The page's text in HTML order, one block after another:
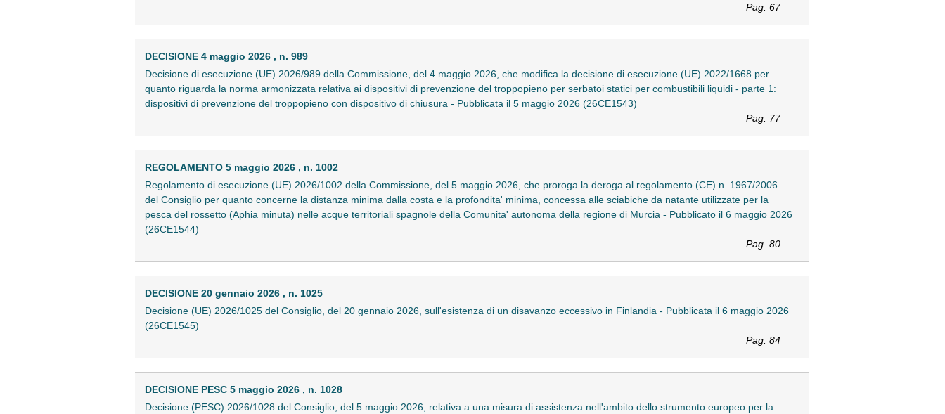
Pag. 67
DECISIONE 4 maggio 2026 , n. 989
Decisione di esecuzione (UE) 2026/989 della Commissione, del 4 maggio 2026, che modifica la decisione di esecuzione (UE) 2022/1668 per
quanto riguarda la norma armonizzata relativa ai dispositivi di prevenzione del troppopieno per serbatoi statici per combustibili liquidi - parte 1:
dispositivi di prevenzione del troppopieno con dispositivo di chiusura - Pubblicata il 5 maggio 2026 (26CE1543)
Pag. 77
REGOLAMENTO 5 maggio 2026 , n. 1002
Regolamento di esecuzione (UE) 2026/1002 della Commissione, del 5 maggio 2026, che proroga la deroga al regolamento (CE) n. 1967/2006
del Consiglio per quanto concerne la distanza minima dalla costa e la profondita' minima, concessa alle sciabiche da natante utilizzate per la
pesca del rossetto (Aphia minuta) nelle acque territoriali spagnole della Comunita' autonoma della regione di Murcia - Pubblicato il 6 maggio 2026
(26CE1544)
Pag. 80
DECISIONE 20 gennaio 2026 , n. 1025
Decisione (UE) 2026/1025 del Consiglio, del 20 gennaio 2026, sull'esistenza di un disavanzo eccessivo in Finlandia - Pubblicata il 6 maggio 2026
(26CE1545)
Pag. 84
DECISIONE PESC 5 maggio 2026 , n. 1028
Decisione (PESC) 2026/1028 del Consiglio, del 5 maggio 2026, relativa a una misura di assistenza nell'ambito dello strumento europeo per la